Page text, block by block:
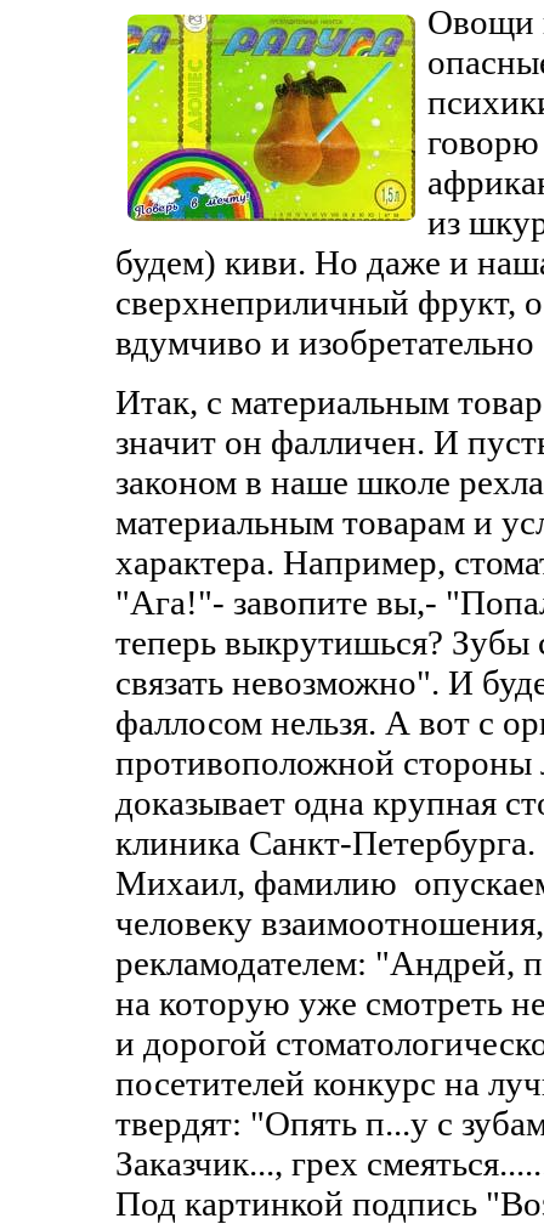
Овощи
из
будем) киви. Но даже и
сверхнеприличный фрукт,
вдумчиво и
Итак, с материальным
значит он фалличен. И
законом в наше школе
материальным товарам и
характера. Например,
"Ага!"- завопите вы,-
теперь выкрутишься?
связать невозможно". И
фаллосом нельзя. А вот с
противоположной стороны
доказывает одна крупная
клиника Санкт-
Михаил, фамилию
человеку
рекламодателем: "Андрей,
на которую уже смотреть
и дорогой
посетителей конкурс на
твердят: "Опять п...у с
Заказчик..., грех
Под картинкой подпись